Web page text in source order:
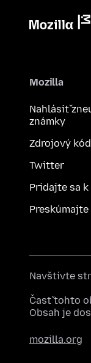
Mozilla
Nahlásiť
známky
Zdrojový kód
Twitter
Pridajte sa
Navštívte
Časť tohto
Obsah je
mozilla.org